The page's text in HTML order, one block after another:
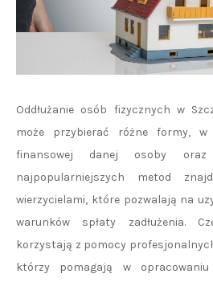
Oddłużanie osób fizycznych w
może przybierać różne formy,
finansowej danej osoby
najpopularniejszych metod
wierzycielami, które pozwalają na
warunków spłaty zadłużenia.
korzystają z pomocy
którzy pomagają w